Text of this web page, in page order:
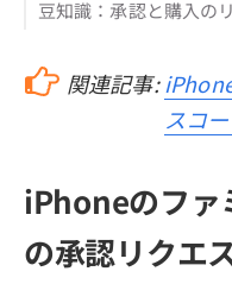
豆知識：承認と購入の
関連記事:
スコ
iPhoneのファ
の承認リクエ